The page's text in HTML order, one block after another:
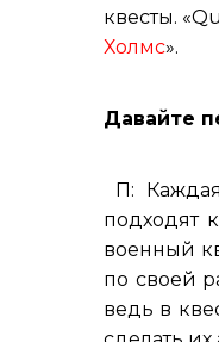
квесты.
Холмс».
Давайте
П:
подходят
военный
по своей
ведь в